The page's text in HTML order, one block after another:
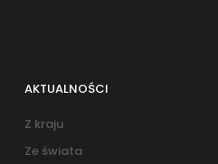
AKTUALNOŚCI
Z kraju
Ze świata